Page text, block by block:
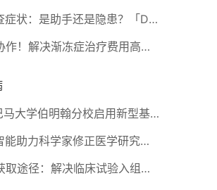
副作用
AI自查症状：是助手还是隐患？「DeepSeek」正确使用指南
多方协作！解决渐冻症治疗费用高与诊断延迟难题
阿拉巴马大学伯明翰分校启用新型基因组医学与数据科学大楼
人工智能助力科学家修正医学研究中的错误
解锁获取途径：解决临床试验入组障碍